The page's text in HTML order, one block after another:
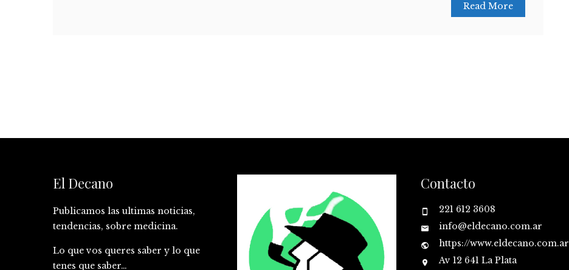
Read More
El Decano
Publicamos las ultimas noticias,
tendencias, sobre medicina.
Lo que vos queres saber y lo que
tenes que saber…
Contacto
221 612 3608
info@eldecano.com.ar
https://www.eldecano.com.ar
Av 12 641 La Plata